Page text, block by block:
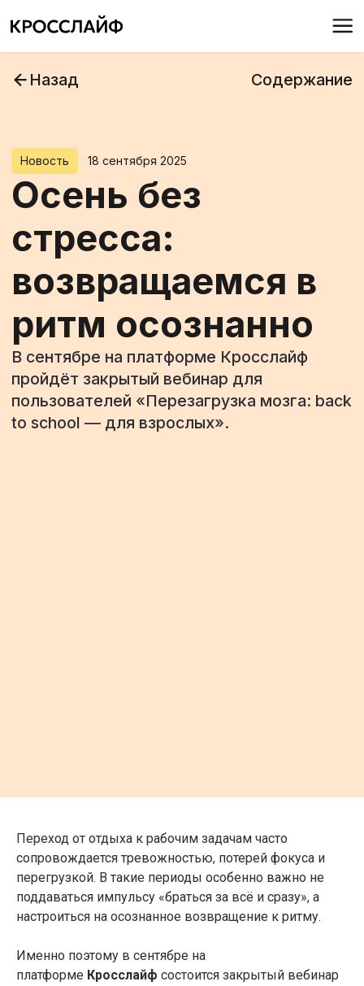
Назад Содержание
Осень без
стресса:
возвращаемся в
ритм осознанно
В сентябре на платформе Кросслайф
пройдёт закрытый вебинар для
пользователей «Перезагрузка мозга: back
to school — для взрослых».
Переход от отдыха к рабочим задачам часто
сопровождается тревожностью, потерей фокуса и
перегрузкой. В такие периоды особенно важно не
поддаваться импульсу «браться за всё и сразу», а
настроиться на осознанное возвращение к ритму.
Именно поэтому в сентябре на
платформе Кросслайф состоится закрытый вебинар